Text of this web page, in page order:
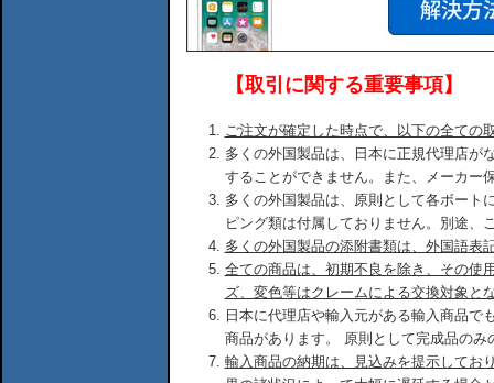
【取引に関する重要事項】
ご注文が確定した時点で、以下の全ての
多くの外国製品は、日本に正規代理店が
することができません。また、メーカー
多くの外国製品は、原則として各ボート
ピング類は付属しておりません。別途、
多くの外国製品の添附書類は、外国語表
全ての商品は、初期不良を除き、その使
ズ、変色等はクレームによる交換対象と
日本に代理店や輸入元がある輸入商品で
商品があります。 原則として完成品のみ
輸入商品の納期は、見込みを提示してお